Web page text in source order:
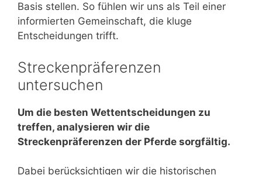
Basis stellen. So fühlen wir uns als Teil einer
informierten Gemeinschaft, die kluge
Entscheidungen trifft.
Streckenpräferenzen
untersuchen
Um die besten Wettentscheidungen zu
treffen, analysieren wir die
Streckenpräferenzen der Pferde sorgfältig.
Dabei berücksichtigen wir die historischen